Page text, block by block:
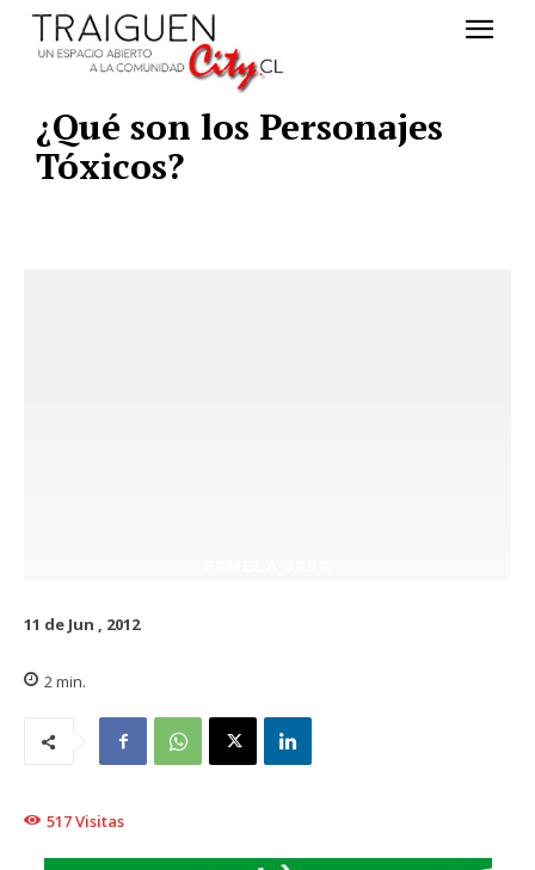
¿Qué son los Personajes
Tóxicos?
11 de Jun , 2012
2 min.
517Visitas